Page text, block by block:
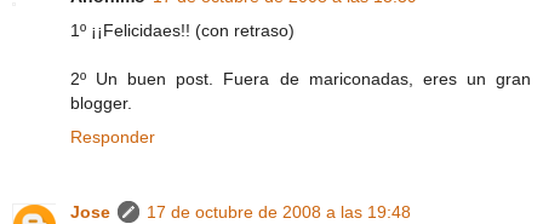
1º ¡¡Felicidaes!! (con retraso)
2º Un buen post. Fuera de mariconadas, eres un gran
blogger.
Responder
Jose
17 de octubre de 2008 a las 19:48